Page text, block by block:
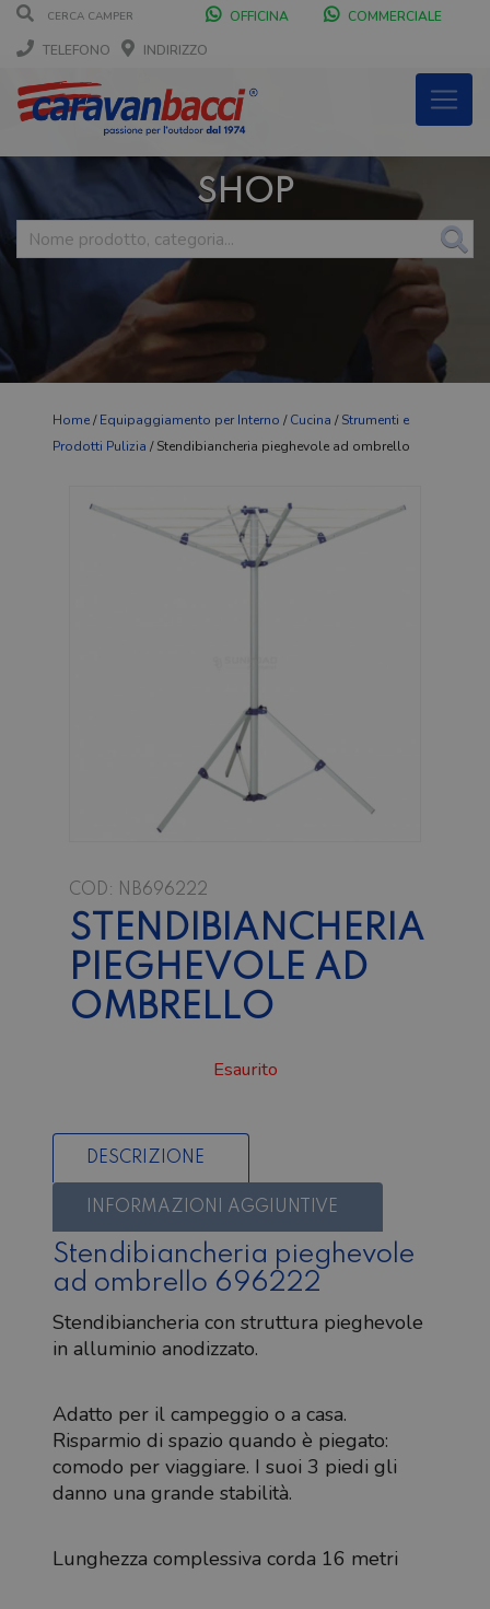
OFFICINA
COMMERCIALE
TELEFONO
INDIRIZZO
SHOP
Home/Equipaggiamento per Interno /Cucina /Strumenti e
Prodotti Pulizia / Stendibiancheria pieghevole ad ombrello
COD: NB696222
STENDIBIANCHERIA
PIEGHEVOLE AD
OMBRELLO
Esaurito
DESCRIZIONE
INFORMAZIONI AGGIUNTIVE
Stendibiancheria pieghevole
ad ombrello 696222
Stendibiancheria con struttura pieghevole
in alluminio anodizzato.
Adatto per il campeggio o a casa.
Risparmio di spazio quando è piegato:
comodo per viaggiare. I suoi 3 piedi gli
danno una grande stabilità.
Lunghezza complessiva corda 16 metri